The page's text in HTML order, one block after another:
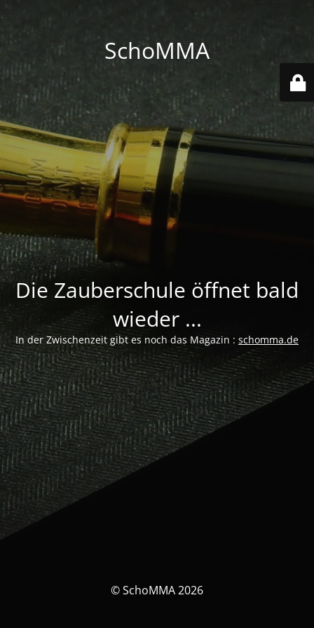
SchoMMA
Die Zauberschule öffnet bald
wieder ...
In der Zwischenzeit gibt es noch das Magazin : schomma.de
© SchoMMA 2026